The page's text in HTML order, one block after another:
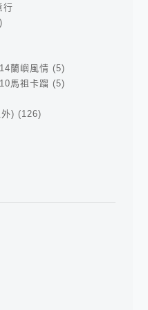
行
蘭嶼風情 (5)
馬祖卡蹓 (5)
) (126)